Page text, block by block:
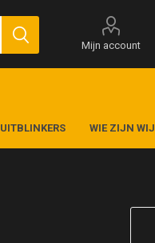
Mijn account
UITBLINKERS WIE ZIJN WIJ